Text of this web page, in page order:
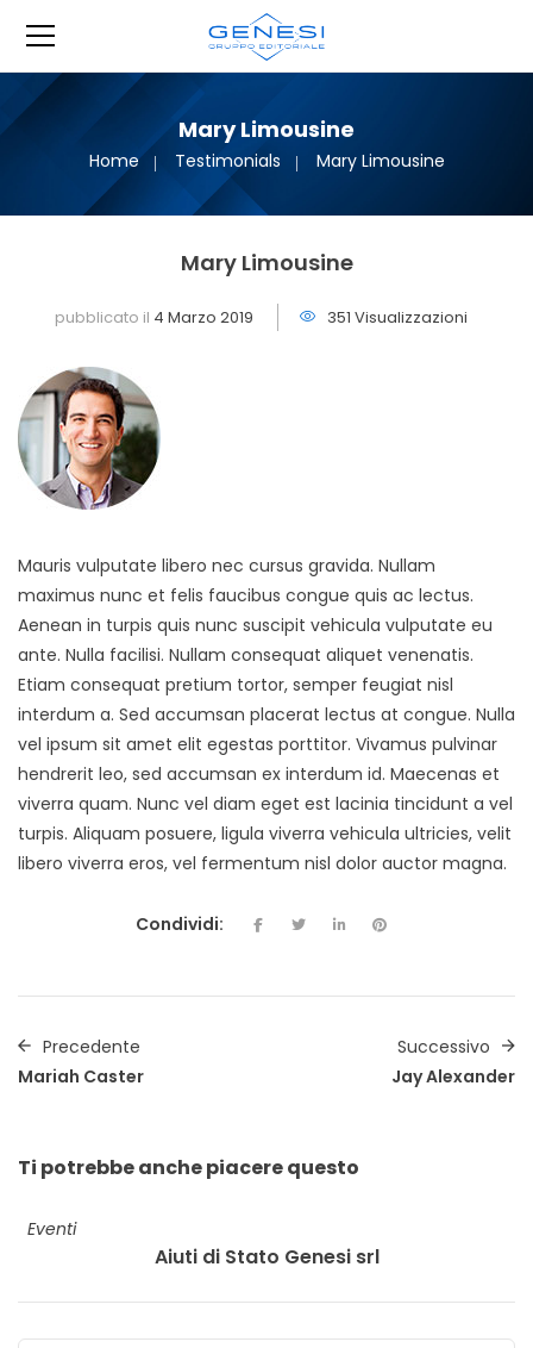
Mary Limousine
Home Testimonials Mary Limousine
Mary Limousine
pubblicato il 4 Marzo 2019 351 Visualizzazioni
Mauris vulputate libero nec cursus gravida. Nullam
maximus nunc et felis faucibus congue quis ac lectus.
Aenean in turpis quis nunc suscipit vehicula vulputate eu
ante. Nulla facilisi. Nullam consequat aliquet venenatis.
Etiam consequat pretium tortor, semper feugiat nisl
interdum a. Sed accumsan placerat lectus at congue. Nulla
vel ipsum sit amet elit egestas porttitor. Vivamus pulvinar
hendrerit leo, sed accumsan ex interdum id. Maecenas et
viverra quam. Nunc vel diam eget est lacinia tincidunt a vel
turpis. Aliquam posuere, ligula viverra vehicula ultricies, velit
libero viverra eros, vel fermentum nisl dolor auctor magna.
Condividi:
Precedente
Mariah Caster
Successivo
Jay Alexander
Ti potrebbe anchepiacere questo
Eventi
Aiuti di Stato Genesi srl